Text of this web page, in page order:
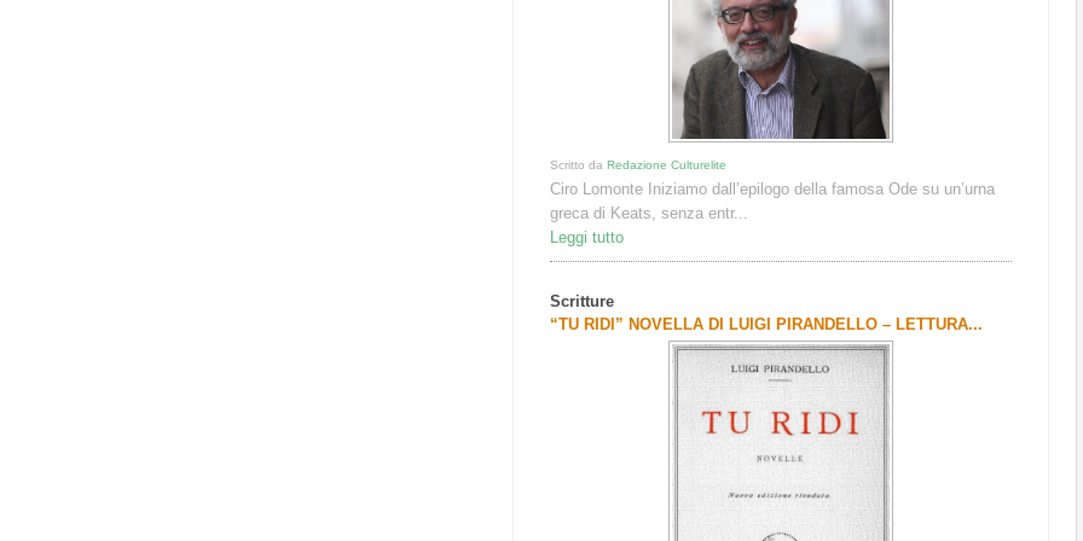
Scritto daRedazione Culturelite
Ciro Lomonte Iniziamo dall’epilogo della famosa Ode su un’urna
greca di Keats, senza entr...
Leggi tutto
Scritture
“TU RIDI” NOVELLA DI LUIGI PIRANDELLO – LETTURA...